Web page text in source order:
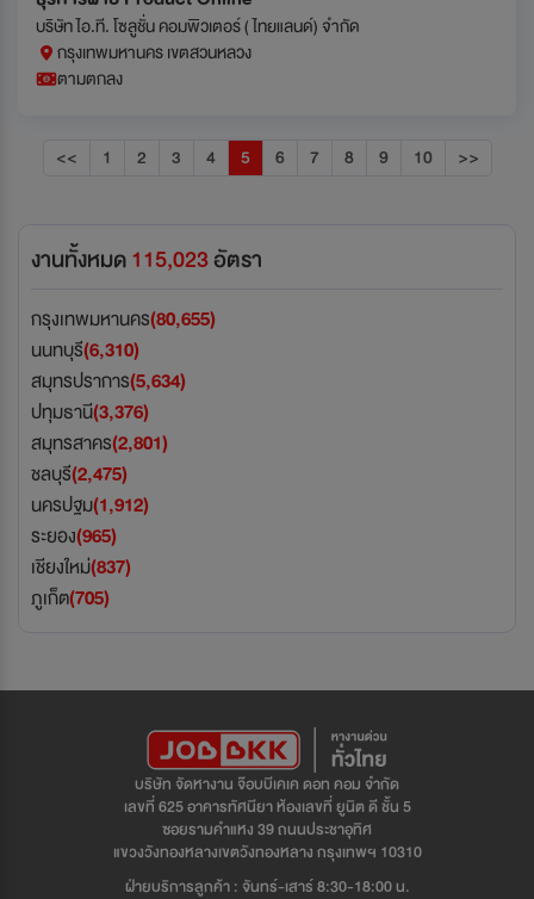
บริษัท ไอ.ที. โซลูชั่น คอมพิวเตอร์ ( ไทยแลนด์) จำกัด
กรุงเทพมหานคร เขตสวนหลวง
ตามตกลง
<< 1 2 3 4 5 6 7 8 9 10 >>
งานทั้งหมด115,023อัตรา
กรุงเทพมหานคร(80,655)
นนทบุรี(6,310)
สมุทรปราการ(5,634)
ปทุมธานี(3,376)
สมุทรสาคร(2,801)
ชลบุรี(2,475)
นครปฐม(1,912)
ระยอง(965)
เชียงใหม่(837)
ภูเก็ต(705)
บริษัท จัดหางาน จ๊อบบีเคเค ดอท คอม จำกัด
เลขที่ 625 อาคารทัศนียา ห้องเลขที่ ยูนิต ดี ชั้น 5
ซอยรามคำแหง 39 ถนนประชาอุทิศ
แขวงวังทองหลางเขตวังทองหลาง กรุงเทพฯ 10310
ฝ่ายบริการลูกค้า : จันทร์-เสาร์ 8:30-18:00 น.